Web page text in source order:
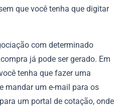
que você tenha que digitar
com determinado
já pode ser gerado. Em
tenha que fazer uma
mandar um e-mail para os
um portal de cotação, onde